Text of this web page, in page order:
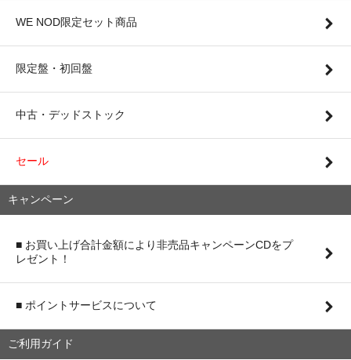
WE NOD限定セット商品
限定盤・初回盤
中古・デッドストック
セール
キャンペーン
■ お買い上げ合計金額により非売品キャンペーンCDをプ
レゼント！
■ ポイントサービスについて
ご利用ガイド